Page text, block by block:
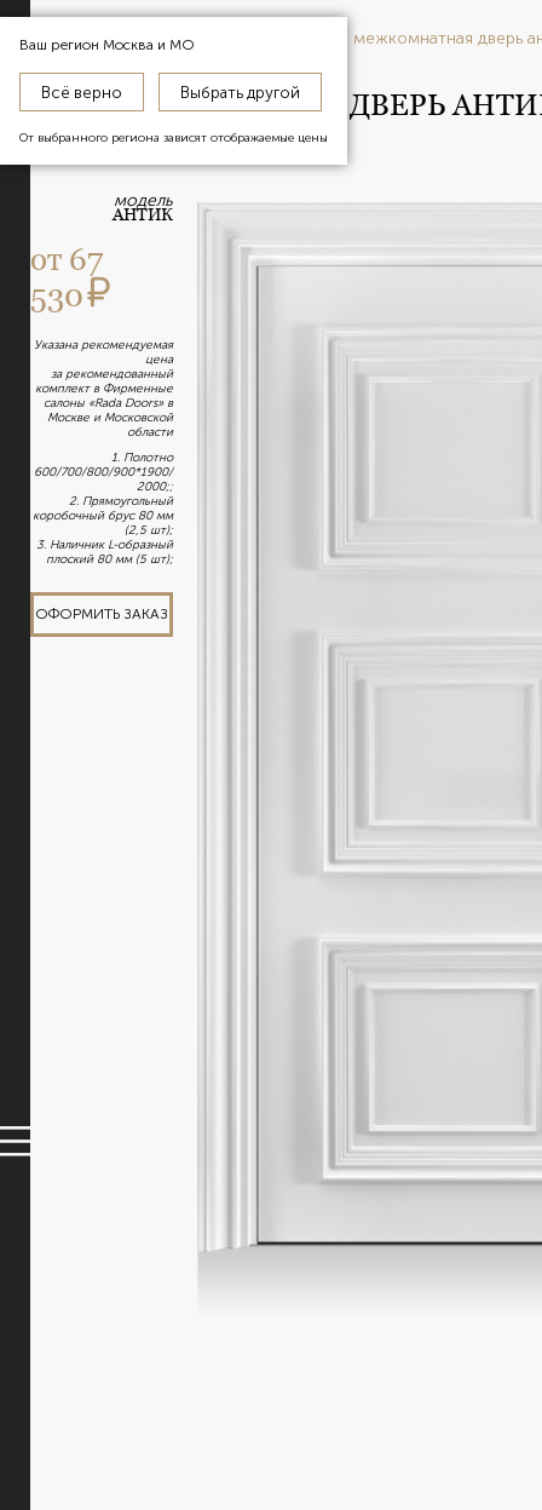
Ваш регион Москва и МО
Всё верно Выбрать другой
От выбранного региона зависят отображаемые цены
главная межкомнатные двери межкомнатная дверь
МЕЖКОМНАТНАЯ ДВЕРЬ
COL. BLANC МДФ
модель
АНТИК
от 67
530
Указана рекомендуемая
цена
за рекомендованный
комплект в Фирменные
салоны «Rada Doors» в
Москве и Московской
области
1. Полотно
600/700/800/900*1900/
2000;;
2. Прямоугольный
коробочный брус 80 мм
(2,5 шт);
3. Наличник L-образный
плоский 80 мм (5 шт);
ОФОРМИТЬ ЗАКАЗ